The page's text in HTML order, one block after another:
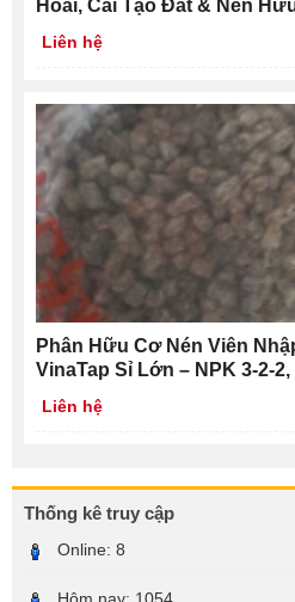
Hoai, Cải Tạo Đất & Nền
Liên hệ
Phân Hữu Cơ Nén Viên
VinaTap Sỉ Lớn – NPK 3-2-
Liên hệ
Thống kê truy cập
Online: 8